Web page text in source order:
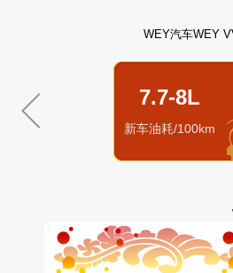
WEY汽车WEY
7.7-8L
新车油耗/100km